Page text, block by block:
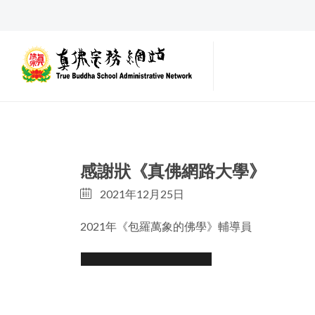
感謝狀《真佛網路大學》
2021年12月25日
2021年《包羅萬象的佛學》輔導員